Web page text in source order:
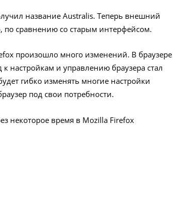
название Australis. Теперь внешний
по сравнению со старым интерфейсом.
произошло много изменений. В браузере
настройкам и управлению браузера стал
гибко изменять многие настройки
под свои потребности.
некоторое время в Mozilla Firefox